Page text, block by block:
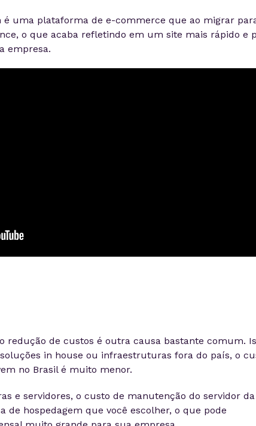
uma plataforma de e-commerce que ao migrar
o que acaba refletindo em um site mais rápido e
empresa.
redução de custos é outra causa bastante comum.
in house ou infraestruturas fora do país, o
no Brasil é muito menor.
e servidores, o custo de manutenção do servidor da
de hospedagem que você escolher, o que pode